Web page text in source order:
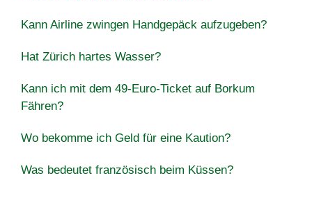
Kann Airline zwingen Handgepäck aufzugeben?
Hat Zürich hartes Wasser?
Kann ich mit dem 49-Euro-Ticket auf Borkum
Fähren?
Wo bekomme ich Geld für eine Kaution?
Was bedeutet französisch beim Küssen?